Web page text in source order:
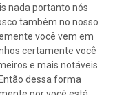
nada portanto nós
também no nosso
você vem em
certamente você
e mais notáveis
dessa forma